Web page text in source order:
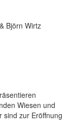
Björn Wirtz
Wiesen und
sind zur Eröffnung